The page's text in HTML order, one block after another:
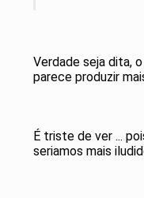
Verdade seja dita,
parece produzir
É triste de ver ...
seriamos mais